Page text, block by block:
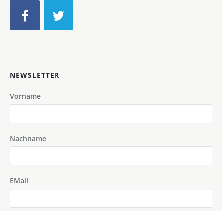
NEWSLETTER
Vorname
Nachname
EMail